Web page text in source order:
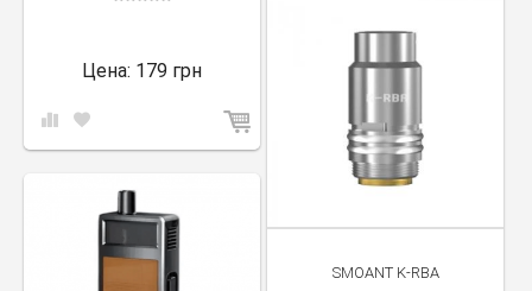
Цена: 179 грн
SMOANT K-RBA